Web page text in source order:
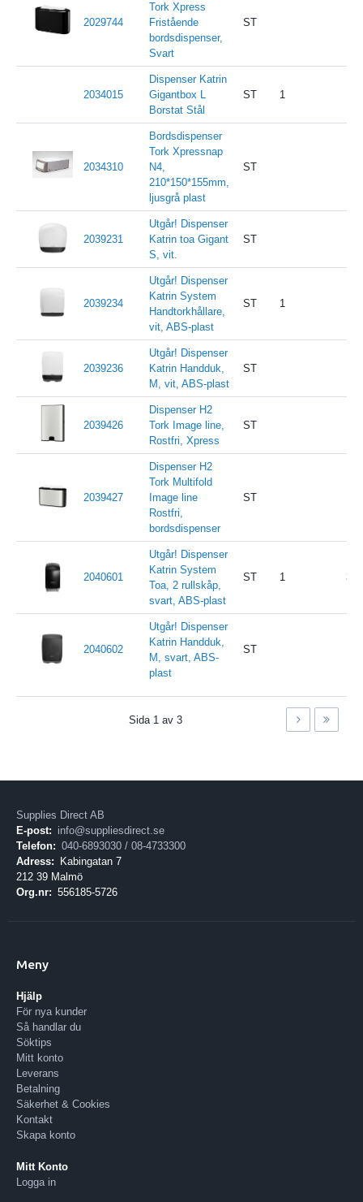
2029744
Tork Xpress
Fristående
bordsdispenser,
Svart
ST
2034015
Dispenser Katrin
Gigantbox L
Borstat Stål
ST 1
2034310
Bordsdispenser
Tork Xpressnap
N4,
210*150*155mm,
ljusgrå plast
ST
2039231
Utgår! Dispenser
Katrin toa Gigant
S, vit.
ST
2039234
Utgår! Dispenser
Katrin System
Handtorkhållare,
vit, ABS-plast
ST 1
2039236
Utgår! Dispenser
Katrin Handduk,
M, vit, ABS-plast
ST
2039426
Dispenser H2
Tork Image line,
Rostfri, Xpress
ST
2039427
Dispenser H2
Tork Multifold
Image line
Rostfri,
bordsdispenser
ST
2040601
Utgår! Dispenser
Katrin System
Toa, 2 rullskåp,
svart, ABS-plast
ST 1
2040602
Utgår! Dispenser
Katrin Handduk,
M, svart, ABS-
plast
ST
Sida 1 av 3
Supplies Direct AB
E-post: info@suppliesdirect.se
Telefon: 040-6893030 / 08-4733300
Adress:
Kabingatan 7
212 39 Malmö
Org.nr: 556185-5726
Meny
Hjälp
För nya kunder
Så handlar du
Söktips
Mitt konto
Leverans
Betalning
Säkerhet & Cookies
Kontakt
Skapa konto
Mitt Konto
Logga in